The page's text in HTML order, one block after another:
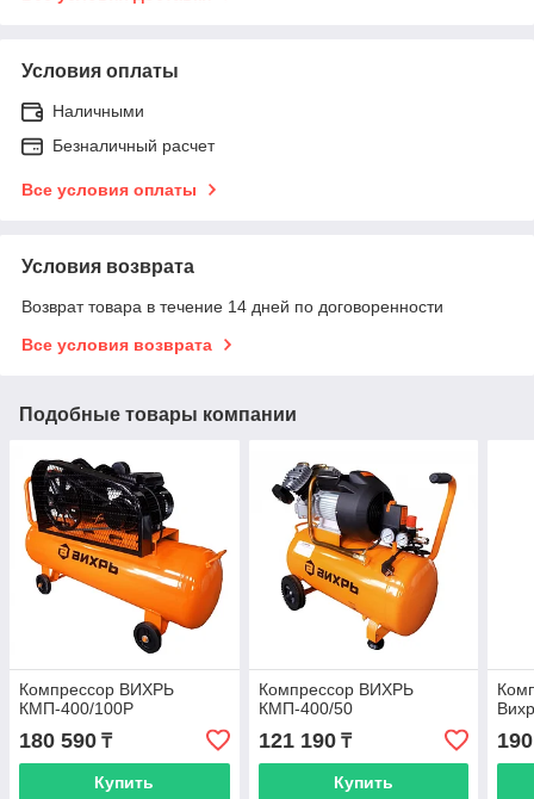
Условия оплаты
Наличными
Безналичный расчет
Все условия оплаты
Условия возврата
Возврат товара в течение 14 дней по договоренности
Все условия возврата
Подобные товары компании
Компрессор ВИХРЬ
КМП-400/100Р
180 590 ₸
Купить
Компрессор ВИХРЬ
КМП-400/50
121 190₸
Купить